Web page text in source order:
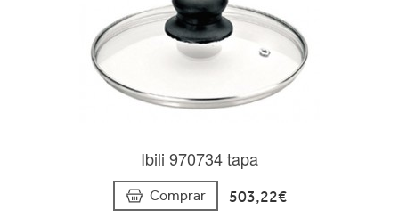
Ibili 970734 tapa
Comprar 503,22€